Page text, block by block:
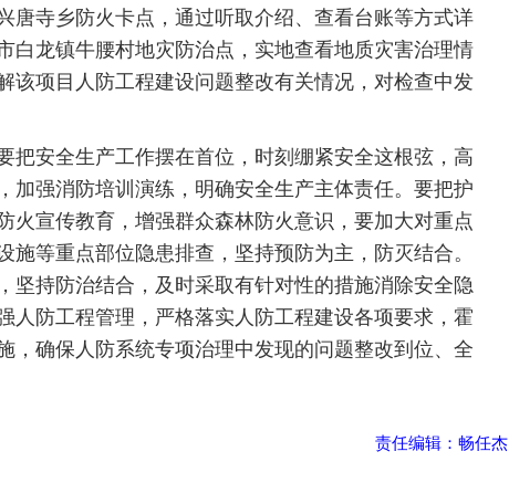
唐寺乡防火卡点，通过听取介绍、查看台账等方式详
白龙镇牛腰村地灾防治点，实地查看地质灾害治理情
该项目人防工程建设问题整改有关情况，对检查中发
安全生产工作摆在首位，时刻绷紧安全这根弦，高
加强消防培训演练，明确安全生产主体责任。要把护
火宣传教育，增强群众森林防火意识，要加大对重点
等重点部位隐患排查，坚持预防为主，防灭结合。
坚持防治结合，及时采取有针对性的措施消除安全隐
人防工程管理，严格落实人防工程建设各项要求，霍
，确保人防系统专项治理中发现的问题整改到位、全
责任编辑：畅任杰